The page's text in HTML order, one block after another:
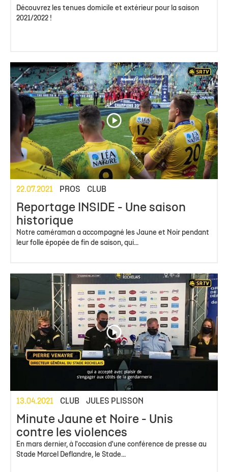
Découvrez les tenues domicile et extérieur pour la saison
2021/2022 !
22.07.2021 PROS CLUB
Reportage INSIDE - Une saison
historique
Notre caméraman a accompagné les Jaune et Noir pendant
leur folle épopée de fin de saison, qui...
13.04.2021 CLUB JULES PLISSON
Minute Jaune et Noire - Unis
contre les violences
En mars dernier, à l'occasion d'une conférence de presse au
Stade Marcel Deflandre, le Stade...